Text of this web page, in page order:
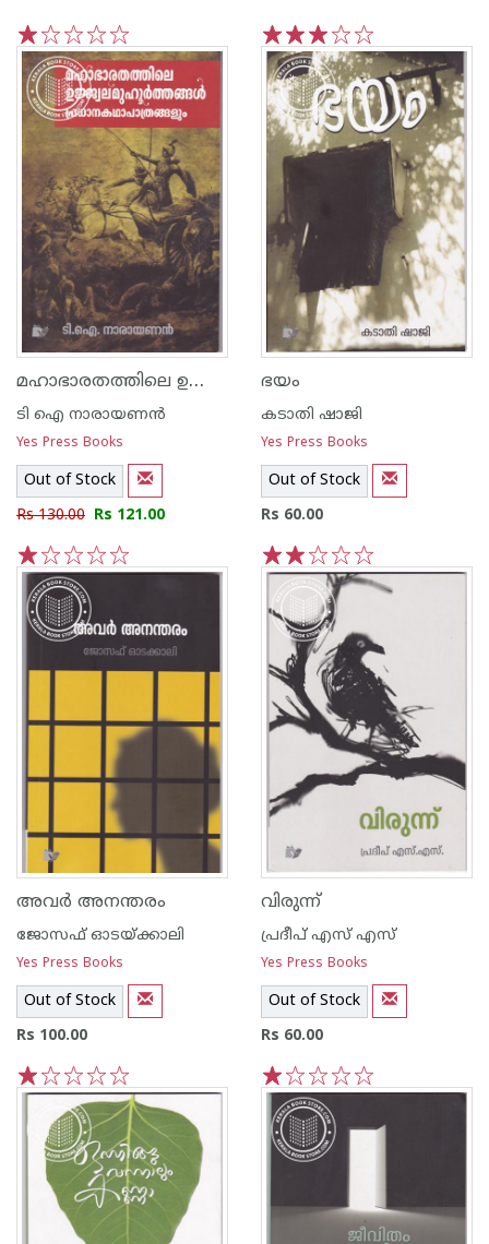
5
4
3
2
1 5
4
3
2
1
മഹാഭാരതത്തിലെ ഉജ്ജ്വലമുഹൂര്‍ത്തങ്ങള്‍ പ്രധാനകഥാപാത്രങ്ങളും
ടി ഐ നാരായണന്‍
Yes Press Books
Out of Stock
Rs 130.00 Rs 121.00
5
4
3
2
1
ഭയം
കടാതി ഷാജി
Yes Press Books
Out of Stock
Rs 60.00
5
4
3
2
1
അവര്‍ അനന്തരം
ജോസഫ് ഓടയ്ക്കാലി
Yes Press Books
Out of Stock
Rs 100.00
5
4
3
2
1
വിരുന്ന്
പ്രദീപ് എസ് എസ്
Yes Press Books
Out of Stock
Rs 60.00
5
4
3
2
1